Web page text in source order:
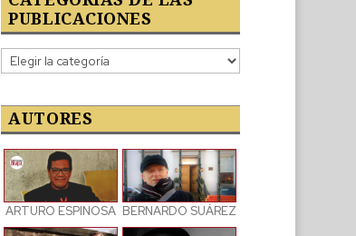
PUBLICACIONES
Categorías
de
publicaciones
AUTORES
ARTURO ESPINOSA BERNARDO SUÁREZ